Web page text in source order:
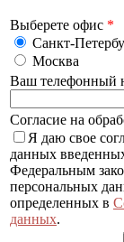
Выберете офис *
Санкт-
Москва
Ваш телефонный
Согласие на
Я даю свое
данных
Федеральным
персональных
определенных в
данных.